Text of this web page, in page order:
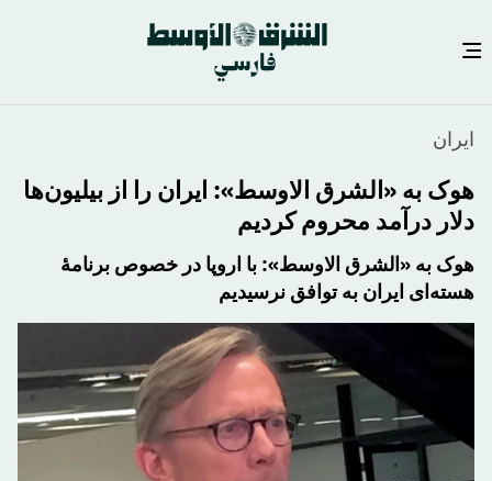
محتوای
اصلی
ایران
هوک به «الشرق الاوسط»: ایران را از بیلیون‌ها
دلار درآمد محروم کردیم
​هوک به «الشرق الاوسط»: با اروپا در خصوص برنامۀ
هسته‌ای ایران به توافق نرسیدیم